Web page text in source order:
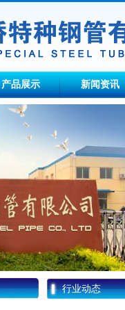
产品展示 新闻资讯
行业动态